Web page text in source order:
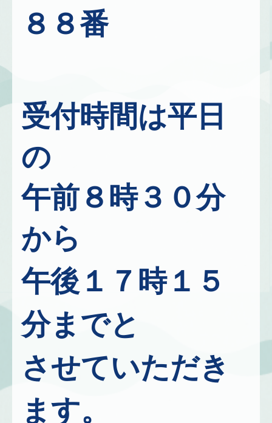
８８番
受付時間は平日
の
午前８時３０分
から
午後１７時１５
分までと
させていただき
ます。